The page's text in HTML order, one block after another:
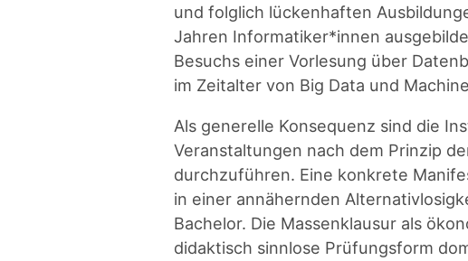
und folglich lückenhaften
Jahren Informatiker*innen
Besuchs einer Vorlesung über
im Zeitalter von Big Data und
Als generelle Konsequenz sind die
Veranstaltungen nach dem Prinzip
durchzuführen. Eine konkrete
in einer annähernden
Bachelor. Die Massenklausur als
didaktisch sinnlose Prüfungsform